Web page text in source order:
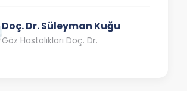
Doç. Dr. Süleyman Kuğu
Göz Hastalıkları Doç. Dr.